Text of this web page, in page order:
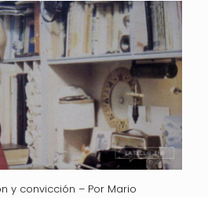
y convicción – Por Mario